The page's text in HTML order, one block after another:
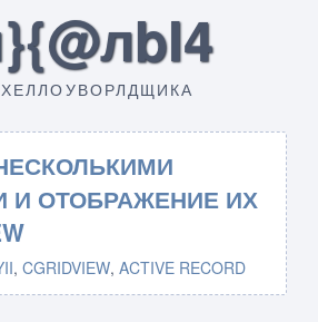
И ОТОБРАЖЕНИЕ ИХ
, CGRIDVIEW, ACTIVE RECORD